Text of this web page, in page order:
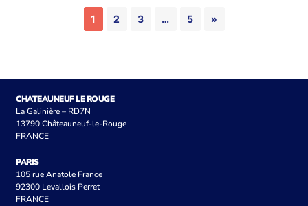
1 2 3 … 5 »
CHATEAUNEUF LE ROUGE
La Galinière – RD7N
13790 Châteauneuf-le-Rouge
FRANCE
PARIS
105 rue Anatole France
92300 Levallois Perret
FRANCE